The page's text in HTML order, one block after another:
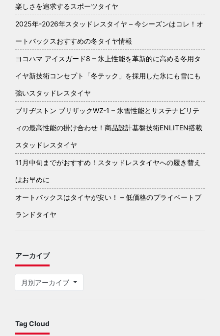
楽しさを追求するスポーツタイヤ
2025年-2026年スタッドレスタイヤ – 今シーズンはコレ！オ
ートバックスおすすめの冬タイヤ情報
ヨコハマ アイスガード8 – 氷上性能を革新的に高める冬用タ
イヤ新技術コンセプト「冬テック」を採用した氷にも雪にも
強いスタッドレスタイヤ
ブリヂストン ブリザックWZ-1 – 氷雪性能とサステナビリテ
ィの最高性能の掛け合わせ！商品設計基盤技術ENLITEN搭載
スタッドレスタイヤ
11月中旬までがおすすめ！スタッドレスタイヤへの履き替え
はお早めに
オートバックスはタイヤが安い！ – 低価格のプライベートブ
ランドタイヤ
アーカイブ
月別アーカイブ
Tag Cloud